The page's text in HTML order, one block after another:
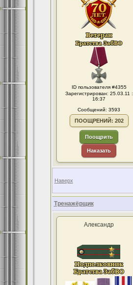
ID пользователя #4355
Зарегистрирован: 25.03.11 :
16:37
Сообщений: 3593
ПООЩРЕНИЙ: 202
Поощрить
Наказать
Наверх
Тренажёрщик
Александр